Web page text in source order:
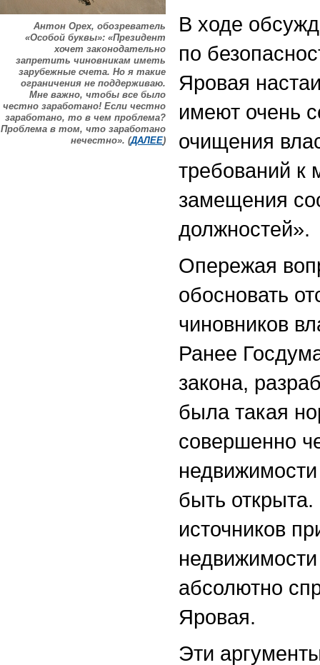
Антон Орех, обозреватель
«Особой буквы»: «Президент
хочет законодательно
запретить чиновникам иметь
зарубежные счета. Но я такие
ограничения не поддерживаю.
Мне важно, чтобы все было
честно заработано! Если честно
заработано, то в чем проблема?
Проблема в том, что заработано
нечестно». (ДАЛЕЕ)
В ходе
по
Яровая
имеют очень
очищения
требований к
замещения
должностей».
Опережая
обосновать
чиновников
Ранее
закона,
была такая
совершенно
быть
источников
абсолютно
Яровая.
Эти